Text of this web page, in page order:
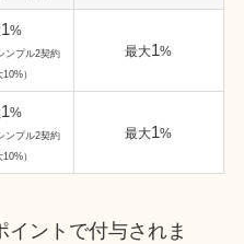
1%
ンプル2契約
）
最大1%
1%
ンプル2契約
）
最大1%
ントで付与されま